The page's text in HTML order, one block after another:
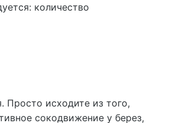
количество
Просто исходите из того,
сокодвижение у берез,